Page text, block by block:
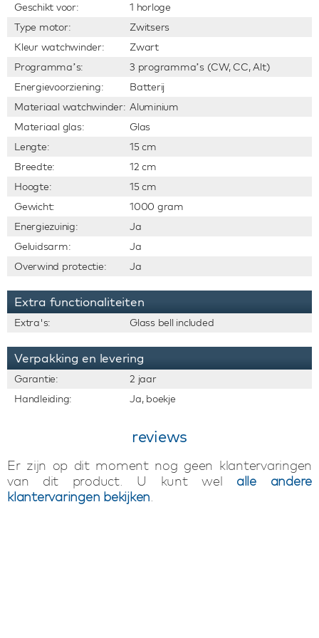
Geschikt voor:
1 horloge
Type motor:
Zwitsers
Kleur watchwinder:
Zwart
Programma’s:
3 programma’s (CW, CC, Alt)
Energievoorziening:
Batterij
Materiaal watchwinder: Aluminium
Materiaal glas:
Glas
Lengte:
15 cm
Breedte:
12 cm
Hoogte:
15 cm
Gewicht:
1000 gram
Energiezuinig:
Ja
Geluidsarm:
Ja
Overwind protectie:
Ja
Extra functionaliteiten
Extra's: Glass bell included
Verpakking en levering
Garantie:
2 jaar
Handleiding:
Ja, boekje
reviews
Er zijn op dit moment nog geen klantervaringen
van dit product. U kunt wel alle andere
klantervaringen bekijken.